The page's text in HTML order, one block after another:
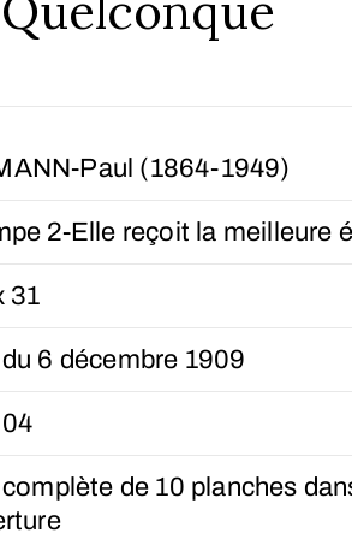
Paul (1864-1949)
2-Elle reçoit la meilleure
31
6 décembre 1909
de 10 planches